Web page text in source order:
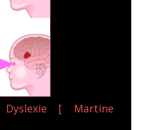
[ Martine